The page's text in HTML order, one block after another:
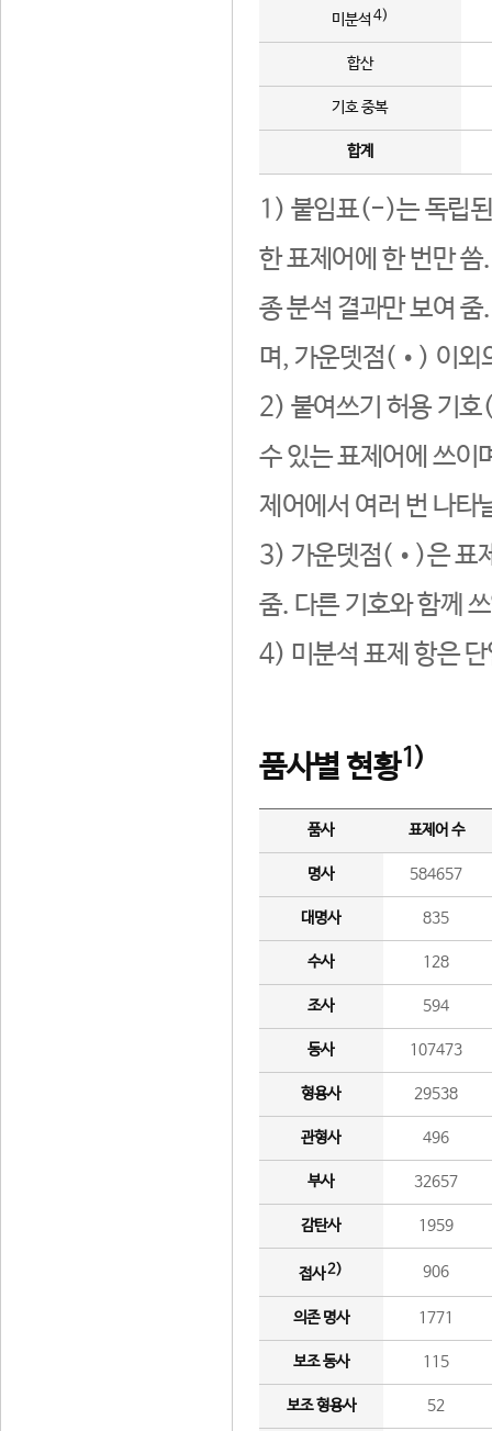
미분석 4)
합산
기호 중복
합계
1) 붙임표(-)는 독립된
한 표제어에 한 번만
종 분석 결과만 보여
며, 가운뎃점(•) 이외
2) 붙여쓰기 허용 기호
수 있는 표제어에 쓰이
제어에서 여러 번 나타
3) 가운뎃점(•)은 표
줌. 다른 기호와 함께
4) 미분석 표제 항은
품사별 현황1)
품사 표제어 수
명사 584657
대명사 835
수사 128
조사 594
동사 107473
형용사 29538
관형사 496
부사 32657
감탄사 1959
접사2) 906
의존 명사 1771
보조 동사 115
보조 형용사 52